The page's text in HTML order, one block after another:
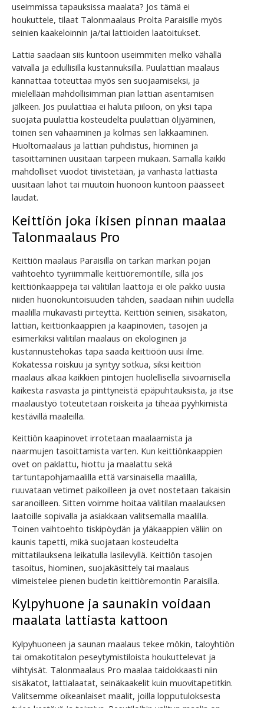
useimmissa tapauksissa maalata? Jos tämä ei
houkuttele, tilaat Talonmaalaus Prolta Paraisille myös
seinien kaakeloinnin ja/tai lattioiden laatoitukset.
Lattia saadaan siis kuntoon useimmiten melko vähällä
vaivalla ja edullisilla kustannuksilla. Puulattian maalaus
kannattaa toteuttaa myös sen suojaamiseksi, ja
mielellään mahdollisimman pian lattian asentamisen
jälkeen. Jos puulattiaa ei haluta piiloon, on yksi tapa
suojata puulattia kosteudelta puulattian öljyäminen,
toinen sen vahaaminen ja kolmas sen lakkaaminen.
Huoltomaalaus ja lattian puhdistus, hiominen ja
tasoittaminen uusitaan tarpeen mukaan. Samalla kaikki
mahdolliset vuodot tiivistetään, ja vanhasta lattiasta
uusitaan lahot tai muutoin huonoon kuntoon päässeet
laudat.
Keittiön joka ikisen pinnan maalaa
Talonmaalaus Pro
Keittiön maalaus Paraisilla on tarkan markan pojan
vaihtoehto tyyriimmälle keittiöremontille, sillä jos
keittiönkaappeja tai välitilan laattoja ei ole pakko uusia
niiden huonokuntoisuuden tähden, saadaan niihin uudella
maalilla mukavasti pirteyttä. Keittiön seinien, sisäkaton,
lattian, keittiönkaappien ja kaapinovien, tasojen ja
esimerkiksi välitilan maalaus on ekologinen ja
kustannustehokas tapa saada keittiöön uusi ilme.
Kokatessa roiskuu ja syntyy sotkua, siksi keittiön
maalaus alkaa kaikkien pintojen huolellisella siivoamisella
kaikesta rasvasta ja pinttyneistä epäpuhtauksista, ja itse
maalaustyö toteutetaan roiskeita ja tiheää pyyhkimistä
kestävillä maaleilla.
Keittiön kaapinovet irrotetaan maalaamista ja
naarmujen tasoittamista varten. Kun keittiönkaappien
ovet on paklattu, hiottu ja maalattu sekä
tartuntapohjamaalilla että varsinaisella maalilla,
ruuvataan vetimet paikoilleen ja ovet nostetaan takaisin
saranoilleen. Sitten voimme hoitaa välitilan maalauksen
laatoille sopivalla ja asiakkaan valitsemalla maalilla.
Toinen vaihtoehto tiskipöydän ja yläkaappien väliin on
kaunis tapetti, mikä suojataan kosteudelta
mittatilauksena leikatulla lasilevyllä. Keittiön tasojen
tasoitus, hiominen, suojakäsittely tai maalaus
viimeistelee pienen budetin keittiöremontin Paraisilla.
Kylpyhuone ja saunakin voidaan
maalata lattiasta kattoon
Kylpyhuoneen ja saunan maalaus tekee mökin, taloyhtiön
tai omakotitalon peseytymistiloista houkuttelevat ja
viihtyisät. Talonmaalaus Pro maalaa taidokkaasti niin
sisäkatot, lattialaatat, seinäkaakelit kuin muovitapetitkin.
Valitsemme oikeanlaiset maalit, joilla lopputuloksesta